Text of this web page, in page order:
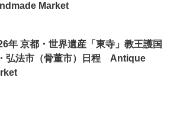
Market
年 京都・世界遺産「東寺」教王護国
弘法市（骨董市）日程 Antique